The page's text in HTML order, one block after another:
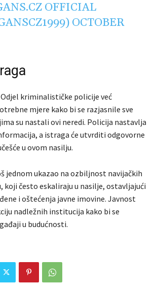
OFFICIAL
OCTOBER
kriminalističke policije već
mjere kako bi se razjasnile sve
su nastali ovi neredi. Policija nastavlja
a istraga će utvrditi odgovorne
u ovom nasilju.
jednom ukazao na ozbiljnost navijačkih
koji često eskaliraju u nasilje, ostavljajući
i oštećenja javne imovine. Javnost
nadležnih institucija kako bi se
u budućnosti.